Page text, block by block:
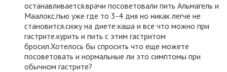
останавливается.врачи посоветовали пить Альмагель и
Маалокс.пью уже где то 3-4 дня но никак легче не
становится.сижу на диете:каша и все что можно при
гастрите.курить и пить с этим гастритом
бросил.Хотелось бы спросить что еще можете
посоветовать и нормальные ли это симптомы при
обычном гастрите?